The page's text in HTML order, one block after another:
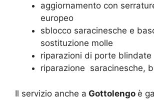
aggiornamento con
europeo
sblocco saracinesche e
sostituzione molle
riparazioni di porte blindate
riparazione saracinesche,
Il servizio anche a Gottolengo è